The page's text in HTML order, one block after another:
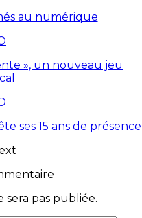
au numérique
», un nouveau jeu
ses 15 ans de présence
sera pas publiée.